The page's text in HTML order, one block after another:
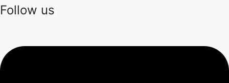
Follow us